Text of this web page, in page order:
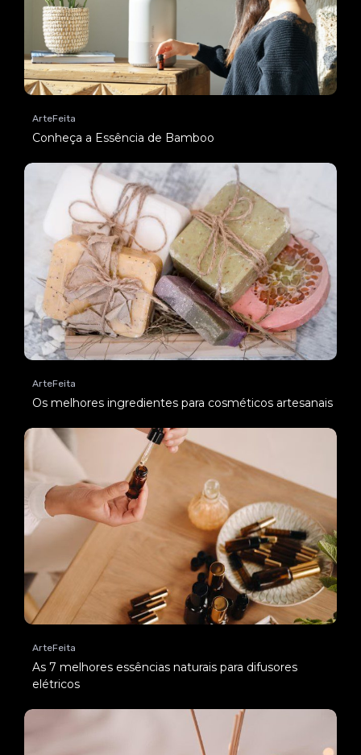
ArteFeita
Conheça a Essência de Bamboo
ArteFeita
Os melhores ingredientes para cosméticos artesanais
ArteFeita
As 7 melhores essências naturais para difusores
elétricos